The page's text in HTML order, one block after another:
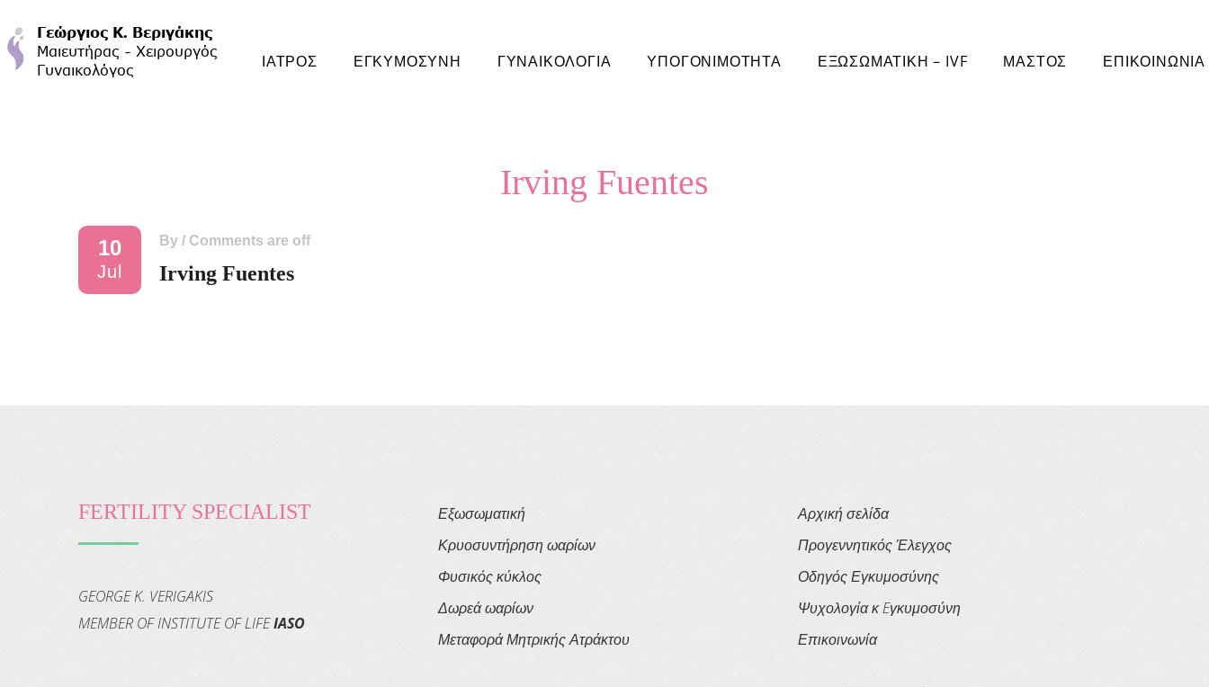
ΙΑΤΡΟΣ ΕΓΚΥΜΟΣΥΝΗ ΓΥΝΑΙΚΟΛΟΓΙΑ ΥΠΟΓΟΝΙΜΟΤΗΤΑ ΕΞΩΣΩΜΑΤΙΚΗ – IVF ΜΑΣΤΟΣ ΕΠΙΚΟΙΝΩΝΙΑ
Irving Fuentes
10
Jul
By / Comments are off
Irving Fuentes
FERTILITY SPECIALIST
GEORGE K. VERIGAKIS
MEMBER OF INSTITUTE OF LIFEIASO
Εξωσωματική
Κρυοσυντήρηση ωαρίων
Φυσικός κύκλος
Δωρεά ωαρίων
Μεταφορά Μητρικής Ατράκτου
Αρχική σελίδα
Προγεννητικός Έλεγχος
Οδηγός Εγκυμοσύνης
Ψυχολογία κ Eγκυμοσύνη
Επικοινωνία